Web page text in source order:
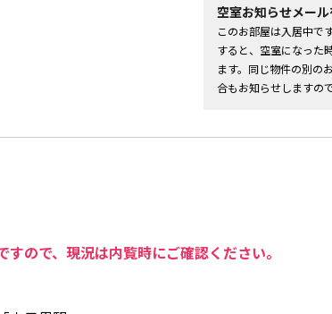
空室お知らせメー
このお部屋は入居中です
すると、空室になった
ます。同じ物件の別の
合もお知らせしますの
ので、現況は内覧時にご確認ください。